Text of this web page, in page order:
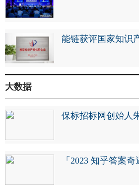
能链获评国家知识
大数据
保标招标网创始人
「2023 知乎答案